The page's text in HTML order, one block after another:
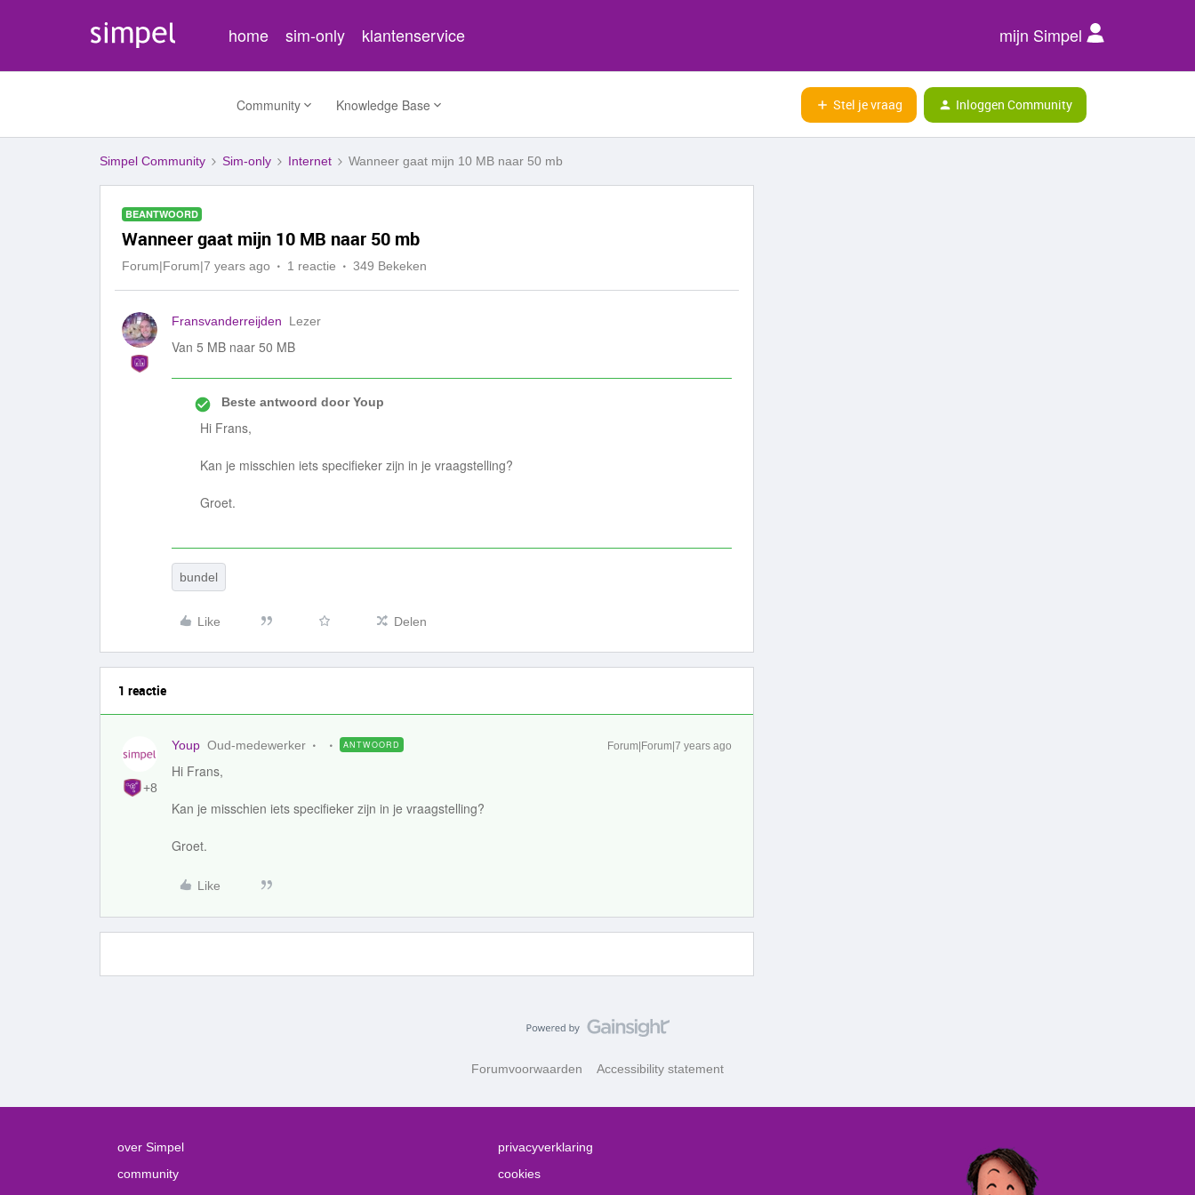
home sim-only klantenservice mijn Simpel
Community Knowledge Base Stel je vraag Inloggen Community
Simpel Community Sim-only Internet Wanneer gaat mijn 10 MB naar 50 mb
BEANTWOORD
Wanneer gaat mijn 10 MB naar 50 mb
Forum|Forum|7 years ago 1 reactie 349 Bekeken
Fransvanderreijden Lezer
Van 5 MB naar 50 MB
Beste antwoord doorYoup
Hi Frans,
Kan je misschien iets specifieker zijn in je vraagstelling?
Groet.
bundel
Like Delen
1 reactie
+8
Youp Oud-medewerker ANTWOORD Forum|Forum|7 years ago
Hi Frans,
Kan je misschien iets specifieker zijn in je vraagstelling?
Groet.
Like
Forumvoorwaarden Accessibility statement
over Simpel
community
privacyverklaring
cookies